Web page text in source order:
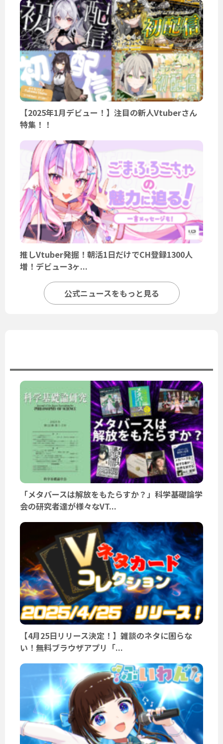
【2025年1月デビュー！】注目の新人Vtuberさん
特集！！
推しVtuber発掘！朝活1日だけでCH登録1300人
増！デビュー3ヶ...
公式ニュースをもっと見る
「メタバースは解放をもたらすか？」科学基礎論学
会の研究者達が様々なVT...
【4月25日リリース決定！】雑談のネタに困らな
い！無料ブラウザアプリ「...